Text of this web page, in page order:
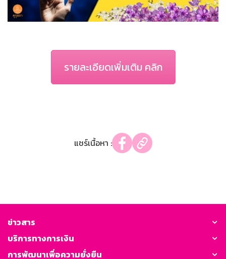
รายละเอียดเพิ่มเติม คลิก
แชร์เนื้อหา :
ข่าวสาร
บริการทางการเงิน
การพัฒนาเพื่อความยั่งยืน